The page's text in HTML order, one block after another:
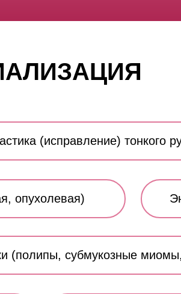
(исправление) тонкого
(полипы, субмукозные
опухолевая)